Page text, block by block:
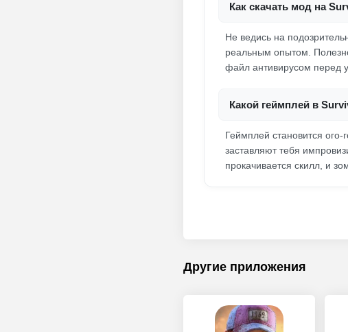
Как скачать мод на
Не ведись на
реальным опытом.
файл антивирусом перед
Какой геймплей в
Геймплей становится
заставляют тебя
прокачивается скилл, и
Другие приложения